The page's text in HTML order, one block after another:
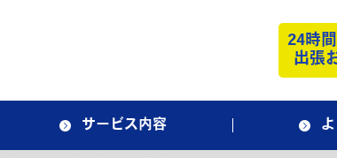
24時
出張
サービス内容